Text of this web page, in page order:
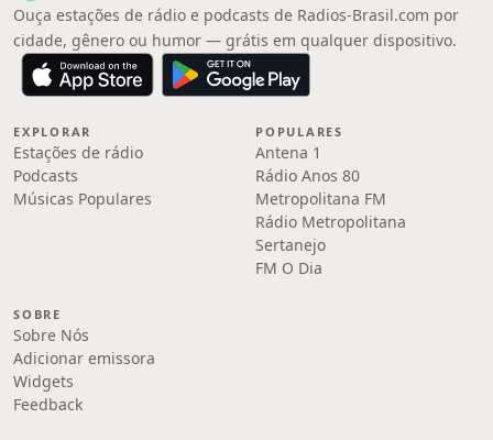
Ouça estações de rádio e podcasts de Radios-Brasil.com por
cidade, gênero ou humor — grátis em qualquer dispositivo.
EXPLORAR
Estações de rádio
Podcasts
Músicas Populares
POPULARES
Antena 1
Rádio Anos 80
Metropolitana FM
Rádio Metropolitana
Sertanejo
FM O Dia
SOBRE
Sobre Nós
Adicionar emissora
Widgets
Feedback